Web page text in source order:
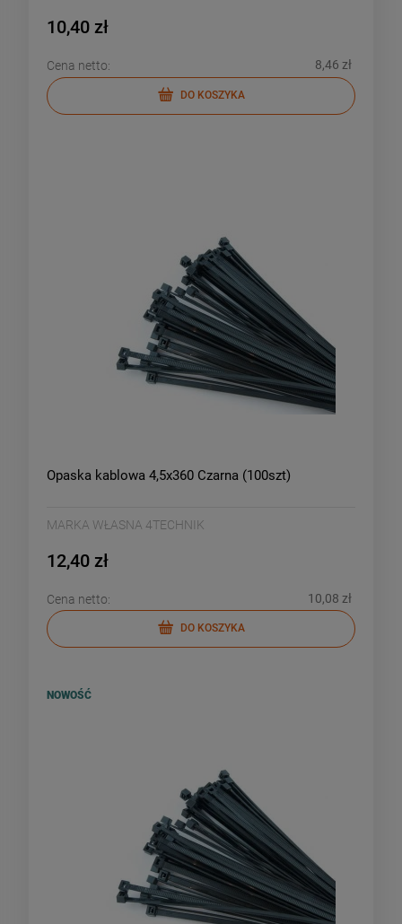
10,40 zł
Cena netto: 8,46 zł
DO KOSZYKA
Opaska kablowa 4,5x360 Czarna (100szt)
MARKA WŁASNA 4TECHNIK
12,40 zł
Cena netto: 10,08 zł
DO KOSZYKA
NOWOŚĆ